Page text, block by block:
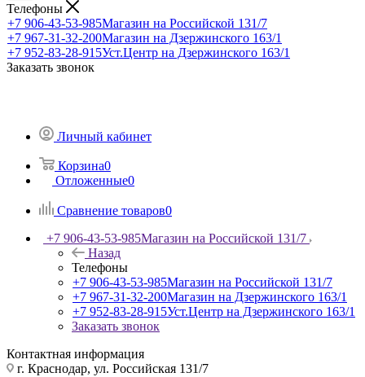
Телефоны
+7 906-43-53-985Магазин на Российской 131/7
+7 967-31-32-200Магазин на Дзержинского 163/1
+7 952-83-28-915Уст.Центр на Дзержинского 163/1
Заказать звонок
Личный кабинет
Корзина0
Отложенные0
Сравнение товаров0
+7 906-43-53-985Магазин на Российской 131/7
Назад
Телефоны
+7 906-43-53-985Магазин на Российской 131/7
+7 967-31-32-200Магазин на Дзержинского 163/1
+7 952-83-28-915Уст.Центр на Дзержинского 163/1
Заказать звонок
Контактная информация
г. Краснодар, ул. Российская 131/7